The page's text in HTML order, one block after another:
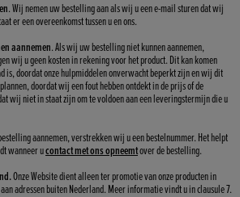
. Wij nemen uw bestelling aan als wij u een e-mail sturen dat wij
er een overeenkomst tussen u en ons.
aannemen. Als wij uw bestelling niet kunnen aannemen,
wij u geen kosten in rekening voor het product. Dit kan komen
is, doordat onze hulpmiddelen onverwacht beperkt zijn en wij dit
doordat wij een fout hebben ontdekt in de prijs of de
wij niet in staat zijn om te voldoen aan een leveringstermijn die u
aannemen, verstrekken wij u een bestelnummer. Het helpt
wanneer ucontact met ons opneemtover de bestelling.
Onze Website dient alleen ter promotie van onze producten in
adressen buiten Nederland. Meer informatie vindt u in clausule 7.